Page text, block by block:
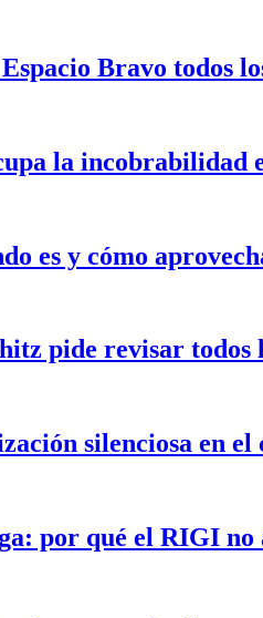
Bravo todos
la incobrabilidad
es y cómo
pide revisar todos
silenciosa en el
por qué el RIGI